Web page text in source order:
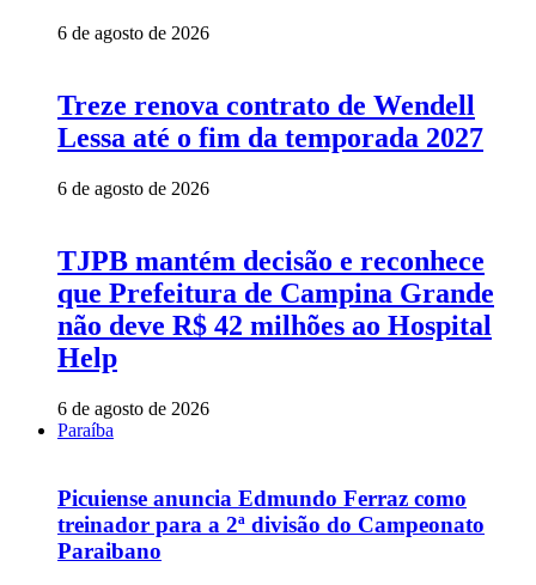
6 de agosto de 2026
Treze renova contrato de Wendell
Lessa até o fim da temporada 2027
6 de agosto de 2026
TJPB mantém decisão e reconhece
que Prefeitura de Campina Grande
não deve R$ 42 milhões ao Hospital
Help
6 de agosto de 2026
Paraíba
Picuiense anuncia Edmundo Ferraz como
treinador para a 2ª divisão do Campeonato
Paraibano